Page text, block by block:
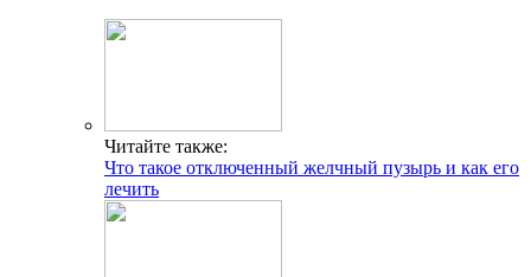
Читайте также:
Что такое отключенный желчный пузырь и как его
лечить